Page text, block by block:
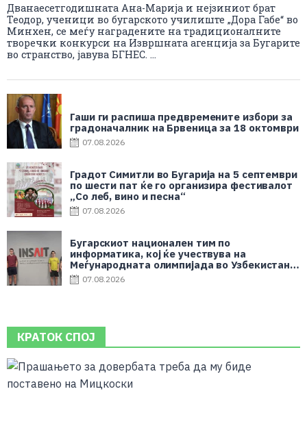
Дванаесетгодишната Ана-Марија и нејзиниот брат
Теодор, ученици во бугарското училиште „Дора Габе“ во
Минхен, се меѓу наградените на традиционалните
творечки конкурси на Извршната агенција за Бугарите
во странство, јавува БГНЕС. ...
Гаши ги распиша предвремените избори за
градоначалник на Брвеница за 18 октомври
07.08.2026
Градот Симитли во Бугарија на 5 септември
по шести пат ќе го организира фестивалот
„Со леб, вино и песна“
07.08.2026
Бугарскиот национален тим по
информатика, кој ќе учествува на
Меѓународната олимпијада во Узбекистан,
гостуваше во INSAIT
07.08.2026
КРАТОК СПОЈ